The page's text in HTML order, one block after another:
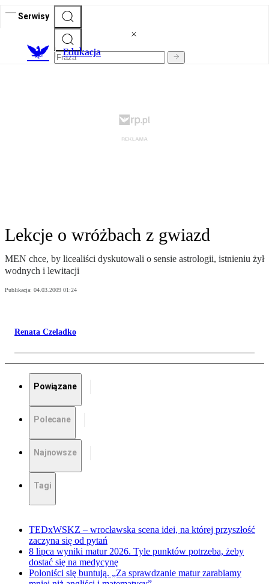
Serwisy
Edukacja
Lekcje o wróżbach z gwiazd
MEN chce, by licealiści dyskutowali o sensie astrologii, istnieniu żył
wodnych i lewitacji
Publikacja: 04.03.2009 01:24
Renata Czeladko
Powiązane
Polecane
Najnowsze
Tagi
TEDxWSKZ – wrocławska scena idei, na której przyszłość
zaczyna się od pytań
8 lipca wyniki matur 2026. Tyle punktów potrzeba, żeby
dostać się na medycynę
Poloniści się buntują. „Za sprawdzanie matur zarabiamy